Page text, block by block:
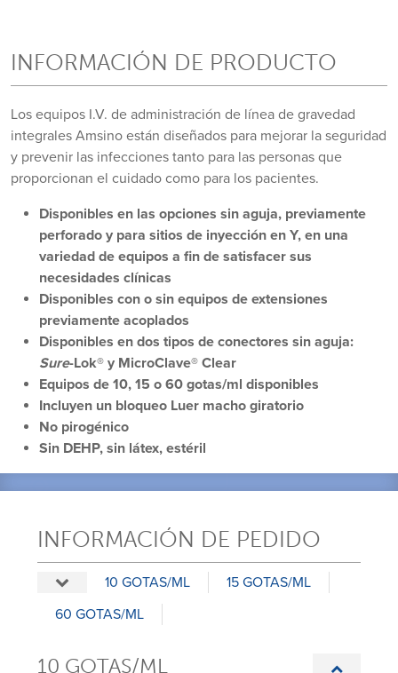
INFORMACIÓN DE PRODUCTO
Los equipos I.V. de administración de línea de gravedad
integrales Amsino están diseñados para mejorar la seguridad
y prevenir las infecciones tanto para las personas que
proporcionan el cuidado como para los pacientes.
Disponibles en las opciones sin aguja, previamente
perforado y para sitios de inyección en Y, en una
variedad de equipos a fin de satisfacer sus
necesidades clínicas
Disponibles con o sin equipos de extensiones
previamente acoplados
Disponibles en dos tipos de conectores sin aguja:
Sure-Lok® y MicroClave® Clear
Equipos de 10, 15 o 60 gotas/ml disponibles
Incluyen un bloqueo Luer macho giratorio
No pirogénico
Sin DEHP, sin látex, estéril
INFORMACIÓN DE PEDIDO
10 GOTAS/ML
15 GOTAS/ML
60 GOTAS/ML
10 GOTAS/ML